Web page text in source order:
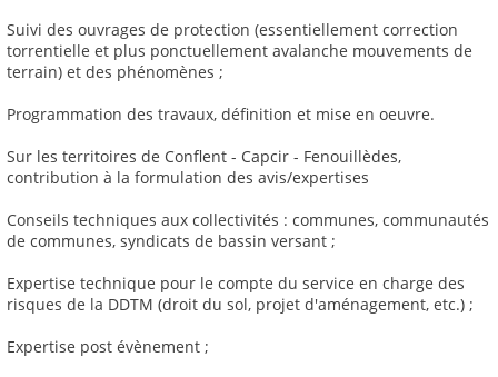
Suivi des ouvrages de protection (essentiellement correction
torrentielle et plus ponctuellement avalanche mouvements de
terrain) et des phénomènes ;
Programmation des travaux, définition et mise en oeuvre.
Sur les territoires de Conflent - Capcir - Fenouillèdes,
contribution à la formulation des avis/expertises
Conseils techniques aux collectivités : communes, communautés
de communes, syndicats de bassin versant ;
Expertise technique pour le compte du service en charge des
risques de la DDTM (droit du sol, projet d'aménagement, etc.) ;
Expertise post évènement ;